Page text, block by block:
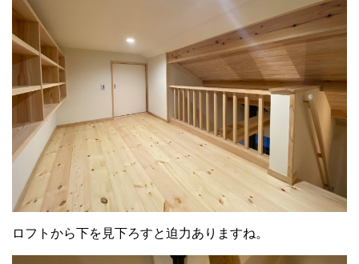
ロフトから下を見下ろすと迫力ありますね。